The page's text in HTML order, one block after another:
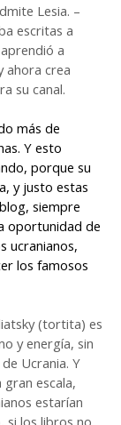
Lesia. –
escritas a
a
ahora crea
su canal.
más de
Y esto
porque su
y justo estas
siempre
oportunidad de
ucranianos,
los famosos
(tortita) es
y ​​energía, sin
Ucrania. Y
gran escala,
estarían